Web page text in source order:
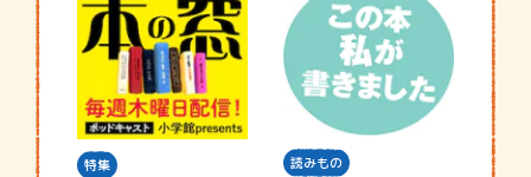
特集 読みもの